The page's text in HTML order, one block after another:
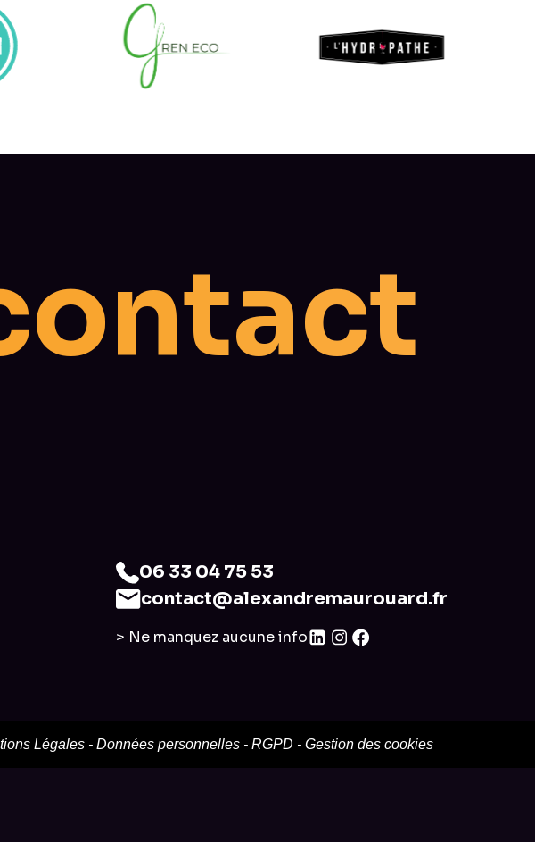
ontact
06 33 04 75 53
contact@alexandremaurouard.fr
> Ne manquez aucune info
Légales - Données personnelles - RGPD - Gestion des cookies